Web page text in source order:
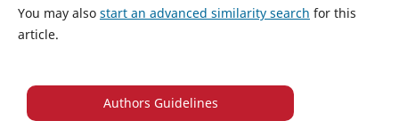
You may also start an advanced similarity search for this
article.
Authors Guidelines